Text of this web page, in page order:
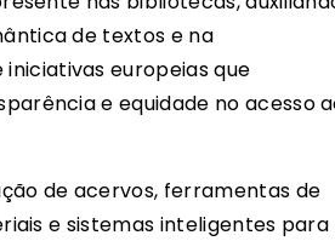
de textos e na
europeias que
e equidade no acesso
de acervos, ferramentas de
e sistemas inteligentes para